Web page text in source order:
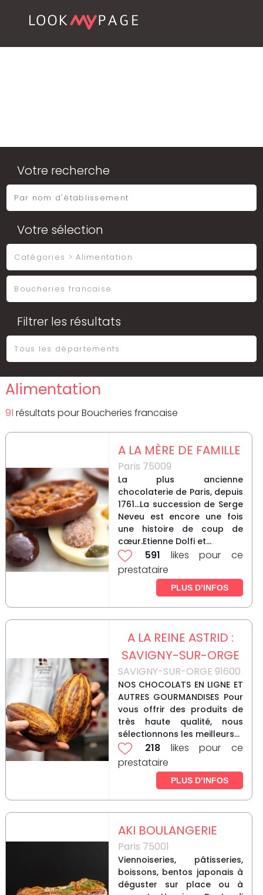
Votre recherche
Votre sélection
Filtrer les résultats
Alimentation
91 résultats pourBoucheries francaise
A LA MÈRE DE FAMILLE
Paris 75009
La plus ancienne
chocolaterie de Paris, depuis
1761...La succession de Serge
Neveu est encore une fois
une histoire de coup de
cœur.Etienne Dolfi et...
591 likes pour ce
prestataire
PLUS D’INFOS
A LA REINE ASTRID :
SAVIGNY-SUR-ORGE
SAVIGNY-SUR-ORGE 91600
NOS CHOCOLATS EN LIGNE ET
AUTRES GOURMANDISES Pour
vous offrir des produits de
très haute qualité, nous
sélectionnons les meilleurs...
218 likes pour ce
prestataire
PLUS D’INFOS
AKI BOULANGERIE
Paris 75001
Viennoiseries, pâtisseries,
boissons, bentos japonais à
déguster sur place ou à